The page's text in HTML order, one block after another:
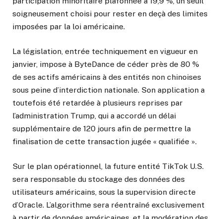
soigneusement choisi pour rester en deçà des limites
imposées par la loi américaine.
La législation, entrée techniquement en vigueur en
janvier, impose à ByteDance de céder près de 80 %
de ses actifs américains à des entités non chinoises
sous peine d’interdiction nationale. Son application a
toutefois été retardée à plusieurs reprises par
l’administration Trump, qui a accordé un délai
supplémentaire de 120 jours afin de permettre la
finalisation de cette transaction jugée « qualifiée ».
Sur le plan opérationnel, la future entité TikTok U.S.
sera responsable du stockage des données des
utilisateurs américains, sous la supervision directe
d’Oracle. L’algorithme sera réentraîné exclusivement